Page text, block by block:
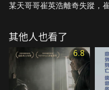
某天哥哥崔英浩離奇失蹤，
死於非命！原來這是天才遊
瘋狂遊戲，為了娛樂貴族們
戲戰場…
其他人也看了
6.8